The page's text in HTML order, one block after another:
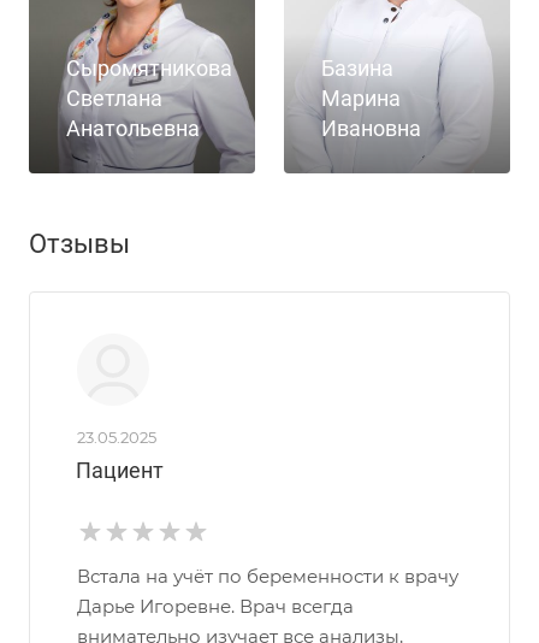
Сыромятникова
Светлана
Анатольевна
Базина
Марина
Ивановна
Отзывы
23.05.2025
Пациент
Встала на учёт по беременности к врачу
Дарье Игоревне. Врач всегда
внимательно изучает все анализы​,